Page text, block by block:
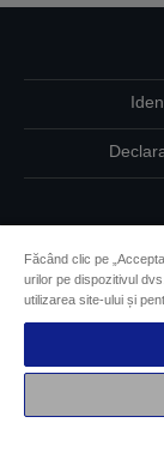
Făcând clic pe
urilor pe dispozitivul
utilizarea site-ului și